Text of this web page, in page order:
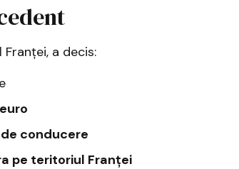
a decis:
conducere
pe teritoriul Franței